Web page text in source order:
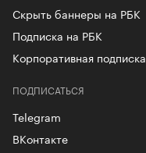
Скрыть баннеры на РБК
Подписка на РБК
Корпоративная подписка
ПОДПИСАТЬСЯ
Telegram
ВКонтакте